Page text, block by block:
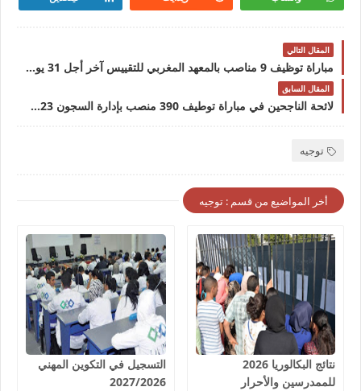
المقال التالي
مباراة توظيف 9 مناصب بالمعهد المغربي للتقييس آخر أجل 31 يوليوز 2023
المقال السابق
لائحة الناجحين في مباراة توطيف 390 منصب بإدارة السجون DGAPR 2023
توجيه
أخر المواضيع من قسم : توجيه
نتائج البكالوريا 2026
للممدرسين والأحرار
التسجيل في التكوين المهني
2027/2026